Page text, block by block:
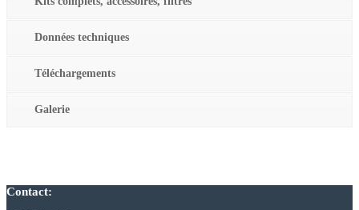
Données techniques
Téléchargements
Galerie
Contact: